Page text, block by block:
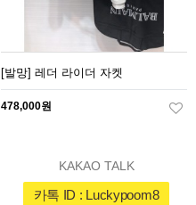
[발망] 레더 라이더 자켓
478,000원
KAKAO TALK
카톡 ID : Luckypoom8